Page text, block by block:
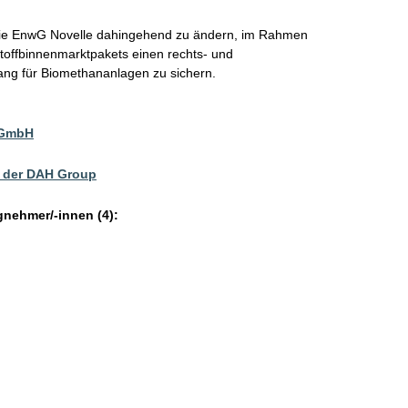
EnwG Novelle dahingehend zu ändern, im Rahmen
einen rechts- und
für Biomethananlagen zu sichern.
DAH Group
innen (4):